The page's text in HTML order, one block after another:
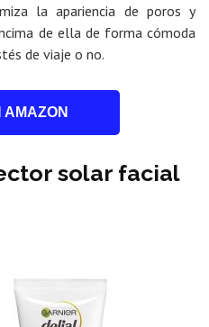
la apariencia de poros y
de ella de forma cómoda
de viaje o no.
AMAZON
solar facial